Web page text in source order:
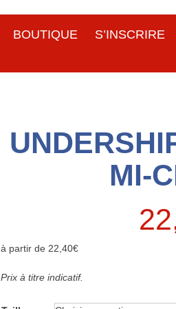
BOUTIQUE S’INSCRIRE
MI-
à partir de 22,40€
Prix à titre indicatif.